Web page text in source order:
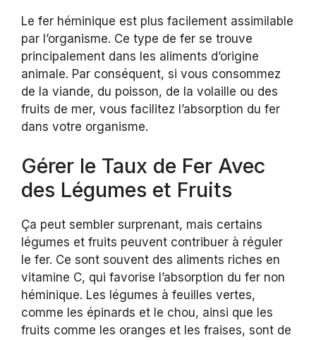
Le fer héminique est plus facilement assimilable
par l’organisme. Ce type de fer se trouve
principalement dans les aliments d’origine
animale. Par conséquent, si vous consommez
de la viande, du poisson, de la volaille ou des
fruits de mer, vous facilitez l’absorption du fer
dans votre organisme.
Gérer le Taux de Fer Avec
des Légumes et Fruits
Ça peut sembler surprenant, mais certains
légumes et fruits peuvent contribuer à réguler
le fer. Ce sont souvent des aliments riches en
vitamine C, qui favorise l’absorption du fer non
héminique. Les légumes à feuilles vertes,
comme les épinards et le chou, ainsi que les
fruits comme les oranges et les fraises, sont de